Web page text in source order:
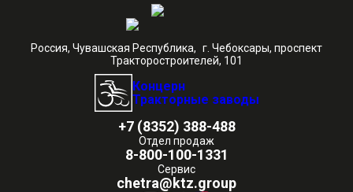
Россия, Чувашская Республика, г. Чебоксары, проспект
Тракторостроителей, 101
Концерн
Тракторные заводы
+7 (8352) 388-488
Отдел продаж
8-800-100-1331
Сервис
chetra@ktz.group